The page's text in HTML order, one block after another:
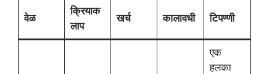
वेळ
क्रियाक
लाप
खर्च कालावधी टिपण्णी
एक
हलका